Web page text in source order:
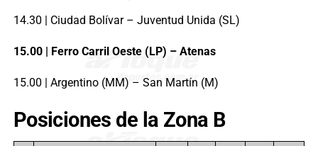
14.30 | Ciudad Bolívar – Juventud Unida (SL)
15.00 | Ferro Carril Oeste (LP) – Atenas
15.00 | Argentino (MM) – San Martín (M)
Posiciones de la Zona B